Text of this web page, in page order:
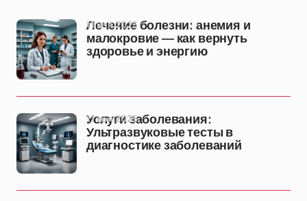
Лечение болезни: анемия и
малокровие — как вернуть
здоровье и энергию
11 ноя 2025
Услуги заболевания:
Ультразвуковые тесты в
диагностике заболеваний
11 ноя 2025